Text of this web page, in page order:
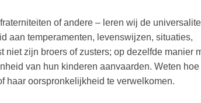
of andere – leren wij de
aan temperamenten, levenswijzen, situaties,
niet zijn broers of zusters; op dezelfde manier
van hun kinderen aanvaarden. Weten
haar oorspronkelijkheid te verwelkomen.